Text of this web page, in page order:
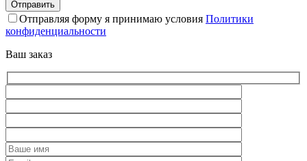
Отправляя форму я принимаю условия Политики
конфиденциальности
Ваш заказ